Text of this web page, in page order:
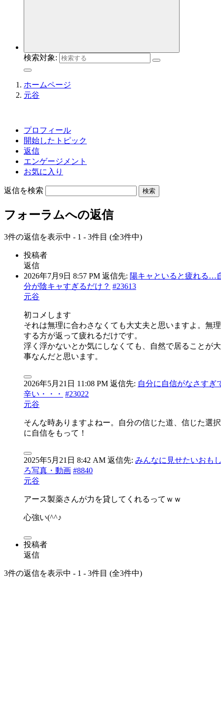
検索対象:
ホームページ
元谷
プロフィール
開始したトピック
返信
エンゲージメント
お気に入り
返信を検索
フォーラムへの返信
3件の返信を表示中 - 1 - 3件目 (全3件中)
投稿者
返信
2026年7月9日 8:57 PM 返信先: 陽キャといると疲れる…
分が陰キャすぎるだけ？ #23613
元谷
初コメします
それは無理に合わさなくても大丈夫と思いますよ。無理
する方が返って疲れるだけです。
浮く浮かないとか気にしなくても、自然で居ることが大
事なんだと思います。
2026年5月21日 11:08 PM 返信先: 自分に自信がなさすぎ
辛い・・・ #23022
元谷
そんな時ありますよねー。自分の信じた道、信じた選択
に自信をもって！
2025年5月21日 8:42 AM 返信先: みんなに見せたいおも
ろ写真・動画 #8840
元谷
アース製薬さんが力を貸してくれるってｗｗ
心強い(^^♪
投稿者
返信
3件の返信を表示中 - 1 - 3件目 (全3件中)